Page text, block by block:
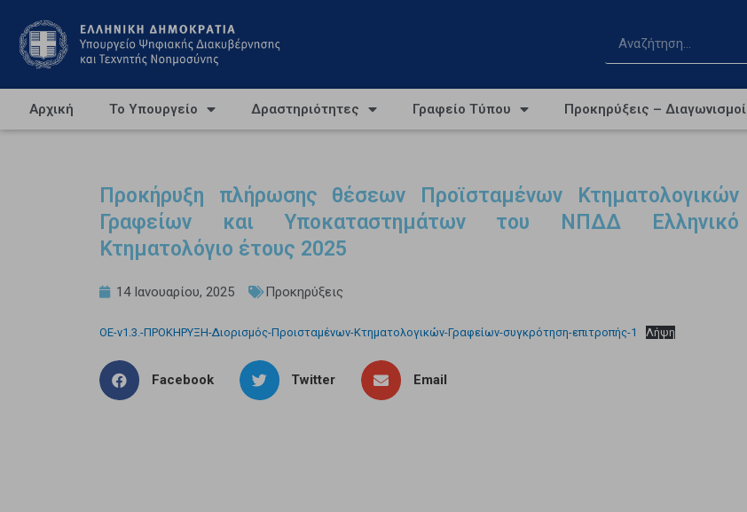
Αρχική Το Υπουργείο Δραστηριότητες Γραφείο Τύπου Προκηρύξεις – Διαγωνισμοί
Προκήρυξη πλήρωσης θέσεων Προϊσταμένων Κτηματολογικών
Γραφείων και Υποκαταστημάτων του ΝΠΔΔ Ελληνικό
Κτηματολόγιο έτους 2025
14 Ιανουαρίου, 2025 Προκηρύξεις
OE-v1.3.-ΠΡΟΚΗΡΥΞΗ-Διορισμός-Προισταμένων-Κτηματολογικών-Γραφείων-συγκρότηση-επιτροπής-1 Λήψη
Facebook Twitter Email